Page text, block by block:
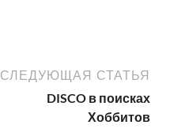
СЛЕДУЮЩАЯ СТАТЬЯ
DISCO в поисках
Хоббитов